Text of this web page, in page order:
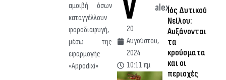
αμοιβή όσων
καταγγέλλουν
φοροδιαφυγή,
μέσω της
εφαρμογής
«Appodixi»
alex
20
Αυγούστου,
2024
10:11 πμ
Ιός Δυτικού
Νείλου:
Αυξάνονται
τα
κρούσματα
και οι
περιοχές